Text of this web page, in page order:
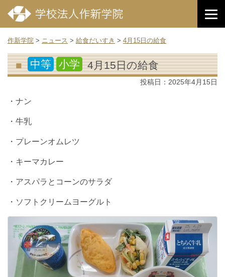
作新学院 > ニュース > 給食だいすき > 4月15日の給食
中等 小学 4月15日の給食
投稿日： 2025年4月15日
・ナン
・牛乳
・プレーンオムレツ
・キーマカレー
・アスパラとコーンのサラダ
・ソフトクリームヨーグルト